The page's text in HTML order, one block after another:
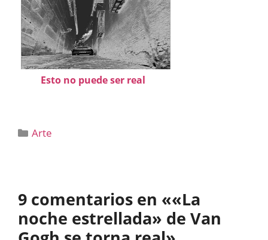
Esto no puede ser real
Categorías
Arte
9 comentarios en ««La
noche estrellada» de Van